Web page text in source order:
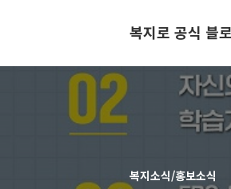
복지로 공식 블
복지소식/홍보소식